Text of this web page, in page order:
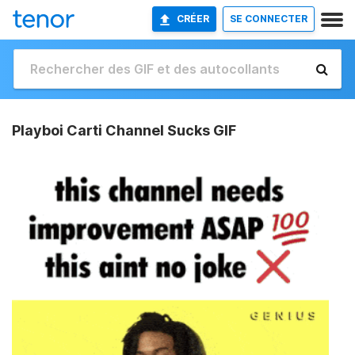
CRÉER SE CONNECTER
Playboi Carti Channel Sucks GIF